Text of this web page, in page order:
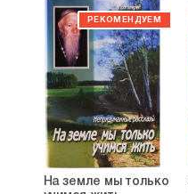
На земле мы только